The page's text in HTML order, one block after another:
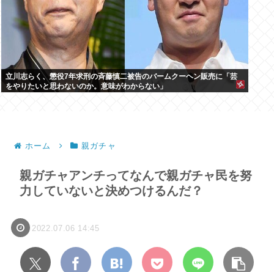
立川志らく、懲役7年求刑の斉藤慎二被告のバームクーヘン販売に「芸
をやりたいと思わないのか。意味がわからない」
ホーム 親ガチャ
親ガチャアンチってなんで親ガチャ民を努
力していないと決めつけるんだ？
2022.07.06 14:45